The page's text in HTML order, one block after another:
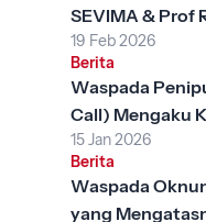
SEVIMA & Prof
Tinggi Berubah
19 Feb 2026
Berita
Waspada
Call) Mengaku
15 Jan 2026
Berita
Waspada
yang